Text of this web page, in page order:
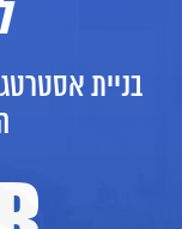
בניית